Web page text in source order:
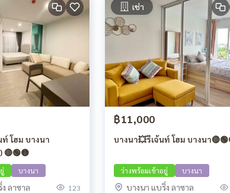
ท์ โฮม บางนา
🔴🟢🟡
บางนา
ลาซาล 123
เช่า
฿11,000
บางนา💥รีเจ้นท์ โฮม บางนา
ว่างพร้อมเข้าอยู่ บางนา
บางนา แบริ่ง ลาซาล